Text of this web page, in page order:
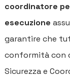
coordinatore
esecuzione
garantire che
conformità con
Sicurezza e